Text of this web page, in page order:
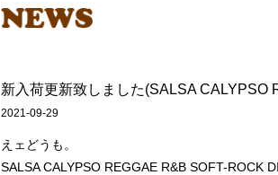
新入荷更新致しました(SALSA CALYPSO
2021-09-29
えェどうも。
SALSA CALYPSO REGGAE R&B SOFT-ROCK